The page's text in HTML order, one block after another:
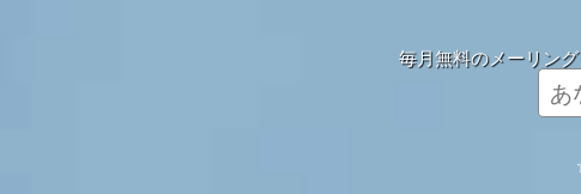
毎月無料のメーリン